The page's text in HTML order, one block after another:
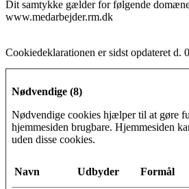
Dit samtykke gælder for følgende
www.medarbejder.rm.dk
Cookiedeklarationen er sidst opdateret d.
Nødvendige (8)
Nødvendige cookies hjælper til at gøre
hjemmesiden brugbare. Hjemmesiden
uden disse cookies.
Navn Udbyder Formål